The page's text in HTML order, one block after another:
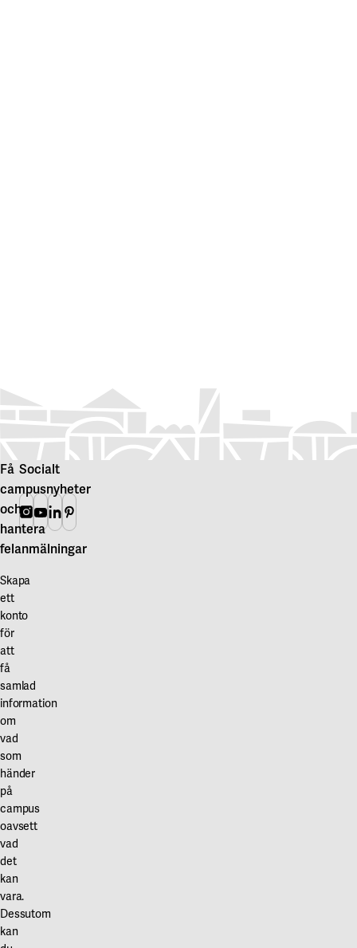
Få
campusnyheter
och
hantera
felanmälningar
Skapa
ett
konto
för
att
få
samlad
information
om
vad
som
händer
på
campus
oavsett
vad
det
kan
vara.
Dessutom
kan
Socialt
Instagram
Youtube
Linkedin
Pinterest